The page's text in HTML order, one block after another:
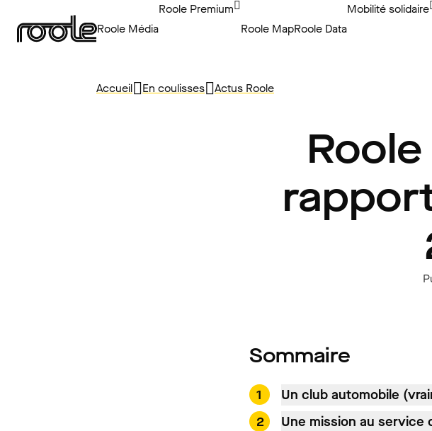
Roole Média
Roole Premium
Roole MapRoole Data
Mobilité solidaire
Accueil En coulisses Actus Roole
Sommaire
Un club automobile
Une mission au service